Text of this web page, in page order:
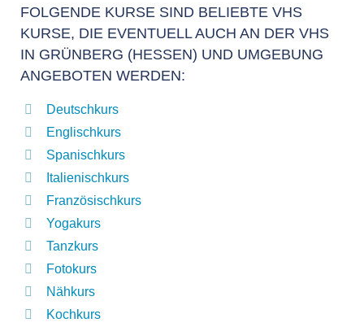
FOLGENDE KURSE SIND BELIEBTE VHS
KURSE, DIE EVENTUELL AUCH AN DER VHS
IN GRÜNBERG (HESSEN) UND UMGEBUNG
ANGEBOTEN WERDEN:
Deutschkurs
Englischkurs
Spanischkurs
Italienischkurs
Französischkurs
Yogakurs
Tanzkurs
Fotokurs
Nähkurs
Kochkurs